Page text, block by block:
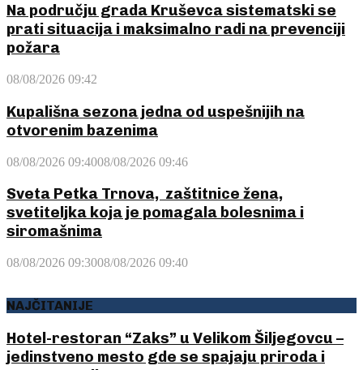
Na području grada Kruševca sistematski se
prati situacija i maksimalno radi na prevenciji
požara
08/08/2026 09:42
Kupališna sezona jedna od uspešnijih na
otvorenim bazenima
08/08/2026 09:4008/08/2026 09:46
Sveta Petka Trnova, zaštitnice žena,
svetiteljka koja je pomagala bolesnima i
siromašnima
08/08/2026 09:3008/08/2026 09:40
NAJČITANIJE
Hotel-restoran “Zaks” u Velikom Šiljegovcu –
jedinstveno mesto gde se spajaju priroda i